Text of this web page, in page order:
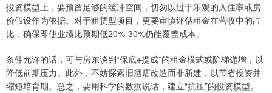
投资模型上，要预留足够的缓冲空间，切勿以过于乐观的入住率或房
价假设作为依据。对于租赁型项目，更要审慎评估租金在营收中的占
比，确保即使业绩比预期低20%-30%仍能覆盖成本。
条件允许的话，可与房东谈判“保底+提成”的租金模式或阶梯递增，以
降低前期压力。此外，不妨探索旧酒店改造而非新建，以节省投资并
缩短培育期。总之，要用科学的数据说话，建立“抗压”的投资模型。